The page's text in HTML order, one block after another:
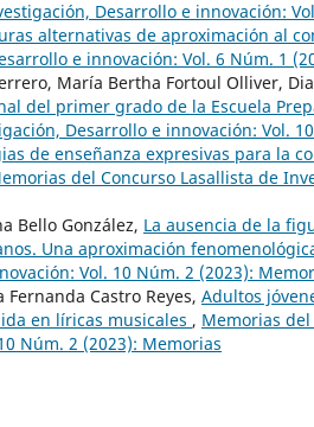
Desarrollo e innovación:
alternativas de aproximación al
e innovación: Vol. 6 Núm. 1
María Bertha Fortoul Olliver,
del primer grado de la Escuela
Desarrollo e innovación: Vol.
de enseñanza expresivas para la
del Concurso Lasallista de
Bello González, La ausencia de la
Una aproximación
Vol. 10 Núm. 2 (2023):
Fernanda Castro Reyes, Adultos
en líricas musicales , Memorias
Núm. 2 (2023): Memorias